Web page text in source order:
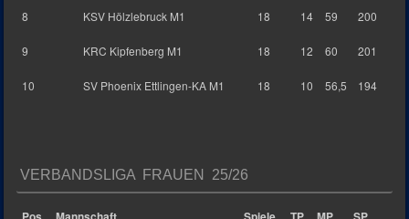
8 KSV Hölzlebruck M1 18 14 59 200
9 KRC Kipfenberg M1 18 12 60 201
10 SV Phoenix Ettlingen-KA M1 18 10 56,5 194
VERBANDSLIGA FRAUEN 25/26